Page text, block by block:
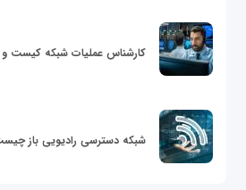
کارشناس عملیات شبکه کیست و
شبکه دسترسی رادیویی باز